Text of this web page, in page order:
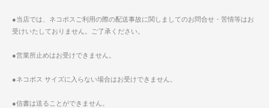
●当店では、ネコポスご利用の際の配送事故に関しましてのお問合せ・苦情等はお
受けいたしておりません。ご了承ください。
●営業所止めはお受けできません。
●ネコポス サイズに入らない場合はお受けできません。
●信書は送ることができません。